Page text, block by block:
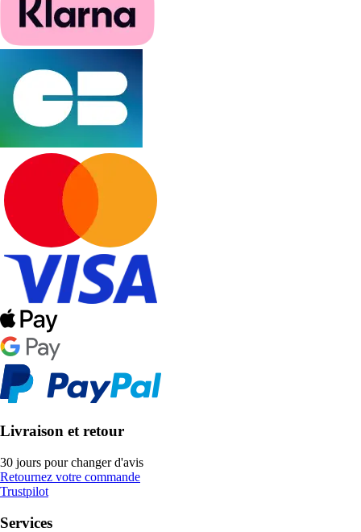
Livraison et retour
30 jours pour changer d'avis
Retournez votre commande
Trustpilot
Services